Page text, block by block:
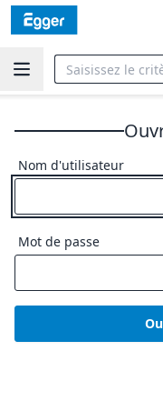
Nom d'utilisateur
Mot de passe